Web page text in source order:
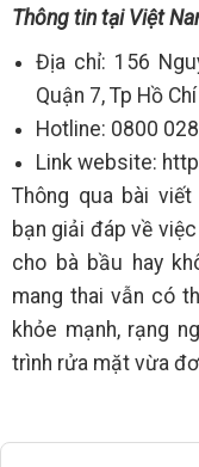
Thông tin tại Việt
Địa chỉ: 156
Quận 7, Tp Hồ
Hotline: 0800
Link website:
Thông qua bài
bạn giải đáp về
cho bà bầu hay
mang thai vẫn có
khỏe mạnh, rạng
trình rửa mặt vừa